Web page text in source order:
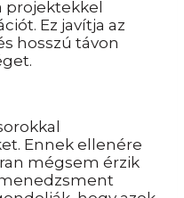
projektekkel
Ez javítja az
hosszú távon
Ennek ellenére
mégsem érzik